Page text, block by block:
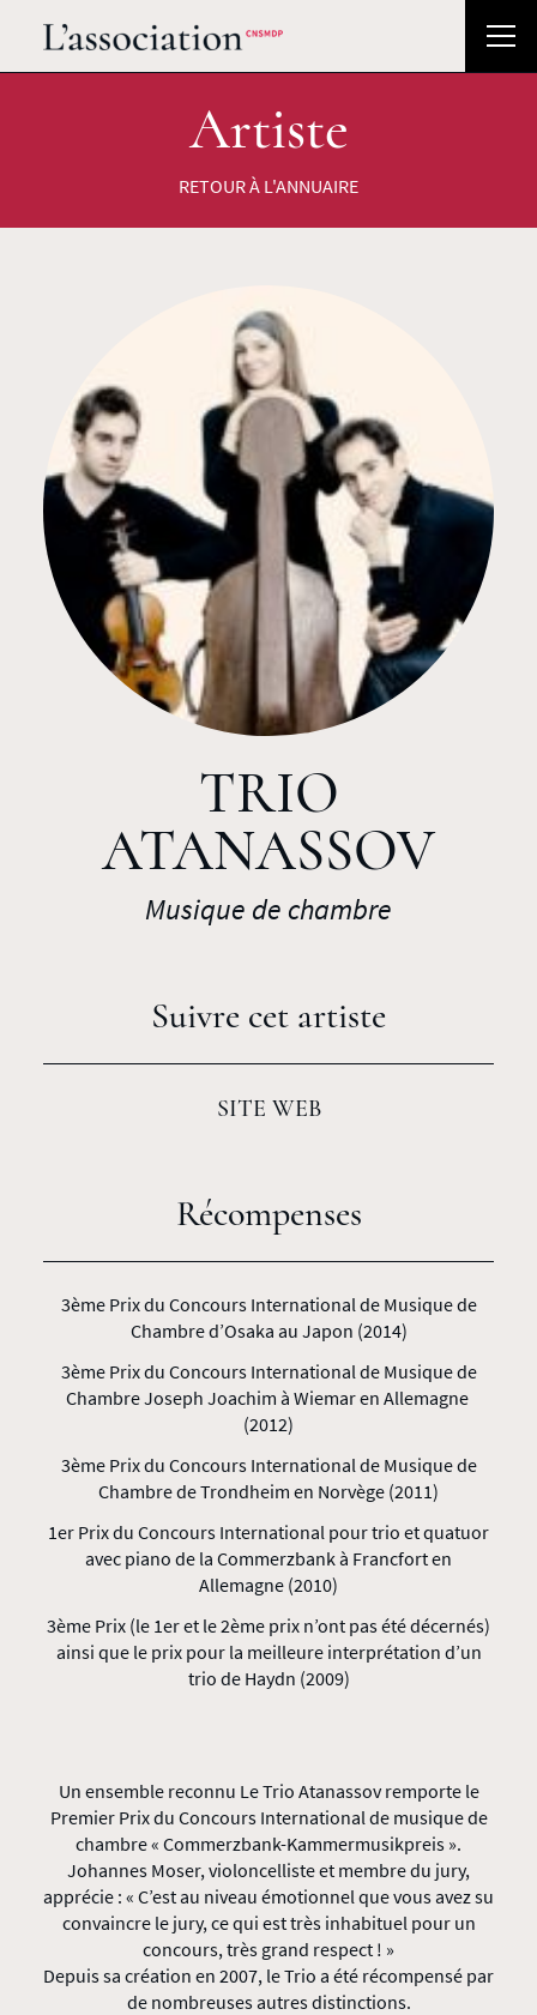
Artiste
RETOUR À L'ANNUAIRE
TRIO
ATANASSOV
Musique de chambre
Suivre cet artiste
SITE WEB
Récompenses
3ème Prix du Concours International de Musique de
Chambre d’Osaka au Japon (2014)
3ème Prix du Concours International de Musique de
Chambre Joseph Joachim à Wiemar en Allemagne
(2012)
3ème Prix du Concours International de Musique de
Chambre de Trondheim en Norvège (2011)
1er Prix du Concours International pour trio et quatuor
avec piano de la Commerzbank à Francfort en
Allemagne (2010)
3ème Prix (le 1er et le 2ème prix n’ont pas été décernés)
ainsi que le prix pour la meilleure interprétation d’un
trio de Haydn (2009)
Un ensemble reconnu Le Trio Atanassov remporte le
Premier Prix du Concours International de musique de
chambre « Commerzbank-Kammermusikpreis ».
Johannes Moser, violoncelliste et membre du jury,
apprécie : « C’est au niveau émotionnel que vous avez su
convaincre le jury, ce qui est très inhabituel pour un
concours, très grand respect ! »
Depuis sa création en 2007, le Trio a été récompensé par
de nombreuses autres distinctions.